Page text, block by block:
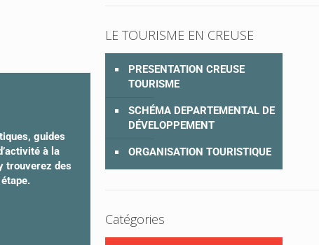
guides
à la
trouverez des
LE TOURISME EN CREUSE
PRESENTATION CREUSE
TOURISME
SCHÉMA DEPARTEMENTAL DE
DÉVELOPPEMENT
ORGANISATION TOURISTIQUE
Catégories